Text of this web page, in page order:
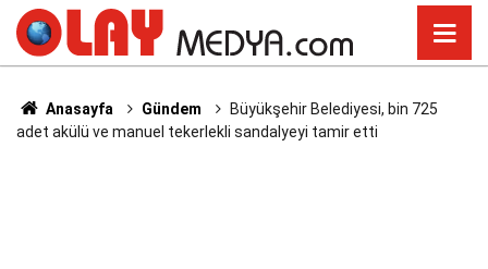
Anasayfa Gündem
Büyükşehir Belediyesi, bin 725
adet akülü ve manuel tekerlekli sandalyeyi tamir etti